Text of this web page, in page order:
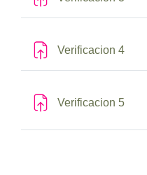
Verificacion 4Tarea
Verificacion 5Tarea